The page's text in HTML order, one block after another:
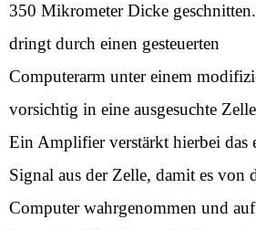
350 Mikrometer Dicke
dringt durch einen gesteuerten
Computerarm unter einem
vorsichtig in eine ausgesuchte
Ein Amplifier verstärkt hierbei das
Signal aus der Zelle, damit es von
Computer wahrgenommen und